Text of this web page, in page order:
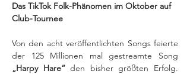
Das TikTok Folk-Phänomen im Oktober auf
Club-Tournee
Von den acht veröffentlichten Songs feierte
„Harpy Hare“ den bisher größten Erfolg.